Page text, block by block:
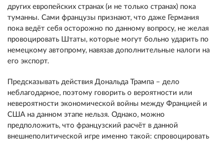
других европейских странах (и не только странах) пока
туманны. Сами французы признают, что даже Германия
пока ведёт себя осторожно по данному вопросу, не желая
провоцировать Штаты, которые могут больно ударить по
немецкому автопрому, навязав дополнительные налоги на
его экспорт.
Предсказывать действия Дональда Трампа – дело
неблагодарное, поэтому говорить о вероятности или
невероятности экономической войны между Францией и
США на данном этапе нельзя. Однако, можно
предположить, что французский расчёт в данной
внешнеполитической игре именно такой: спровоцировать